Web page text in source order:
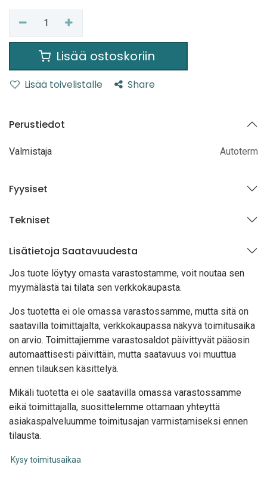
Lisää ostoskoriin
Lisää toivelistalle Share
Perustiedot
Valmistaja Autoterm
Fyysiset
Tekniset
Lisätietoja Saatavuudesta
Jos tuote löytyy omasta varastostamme, voit noutaa sen
myymälästä tai tilata sen verkkokaupasta.
Jos tuotetta ei ole omassa varastossamme, mutta sitä on
saatavilla toimittajalta, verkkokaupassa näkyvä toimitusaika
on arvio. Toimittajiemme varastosaldot päivittyvät pääosin
automaattisesti päivittäin, mutta saatavuus voi muuttua
ennen tilauksen käsittelyä.
Mikäli tuotetta ei ole saatavilla omassa varastossamme
eikä toimittajalla, suosittelemme ottamaan yhteyttä
asiakaspalveluumme toimitusajan varmistamiseksi ennen
tilausta.
Kysy toimitusaikaa